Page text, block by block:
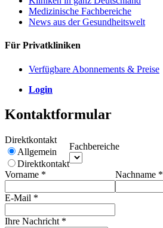
Medizinische Fachbereiche
News aus der Gesundheitswelt
Für Privatkliniken
Verfügbare Abonnements & Preise
Login
Kontaktformular
Direktkontakt
Allgemein
Direktkontakt
Fachbereiche
Vorname * Nachname *
E-Mail *
Ihre Nachricht *